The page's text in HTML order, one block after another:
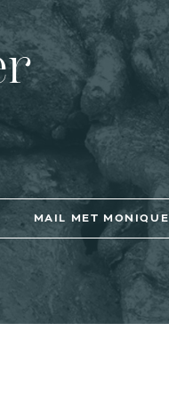
MAIL MET MONIQUE